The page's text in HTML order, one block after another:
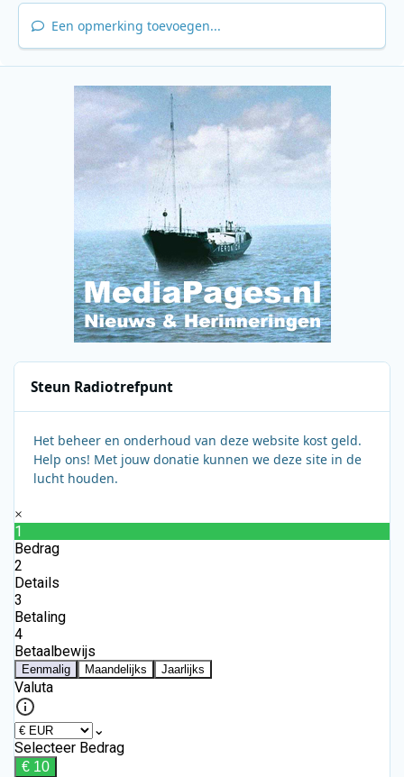
Een opmerking toevoegen...
Steun Radiotrefpunt
Het beheer en onderhoud van deze website kost geld.
Help ons! Met jouw donatie kunnen we deze site in de
lucht houden.